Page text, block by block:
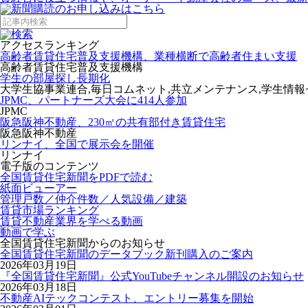
アクセスランキング
高齢者賃貸住宅普及支援機構、業種横断で高齢者住まい支援
高齢者賃貸住宅普及支援機構
学生の部屋探し長期化
大学生協事業連合,毎日コムネット,共立メンテナンス,学生情報
JPMC、パートナーズ大会に414人参加
JPMC
阪急阪神不動産、230㎡の共有部付き賃貸住宅
阪急阪神不動産
リンナイ、全国で展示会を開催
リンナイ
電子版のコンテンツ
全国賃貸住宅新聞をPDFで読む
紙面ビューアー
管理戸数／仲介件数／人気設備／建築
賃貸市場ランキング
賃貸不動産業界を学べる動画
動画で学ぶ
全国賃貸住宅新聞からのお知らせ
全国賃貸住宅新聞のデータブック新刊購入のご案内
2026年03月19日
『全国賃貸住宅新聞』公式YouTubeチャンネル開設のお知らせ
2026年03月18日
不動産AIテックコンテスト、エントリー募集を開始